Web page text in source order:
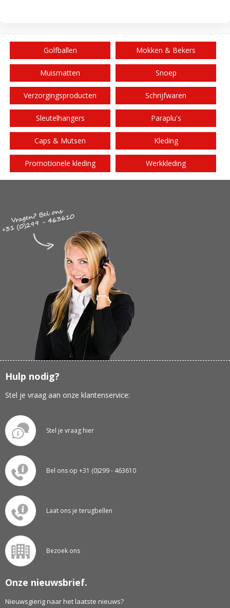
Golfballen Mokken & Bekers
Muismatten Snoep
Verzorgingsproducten Schrijfwaren
Sleutelhangers Paraplu's
Caps & Mutsen Kleding
Promotionele kleding Werkkleding
Hulp nodig?
Stel je vraag aan onze klantenservice:
Stel je vraag hier
Bel ons op +31 (0)299 - 463610
Laat ons je terugbellen
Bezoek ons
Onze nieuwsbrief.
Nieuwsgierig naar het laatste nieuws?